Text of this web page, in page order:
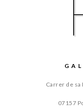
Carrer de sa
07157